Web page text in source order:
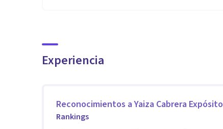
Experiencia
Reconocimientos aYaiza Cabrera Expósito
Rankings